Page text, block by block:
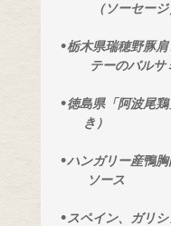
（ソーセー
•栃木県瑞穂野豚
テーのバル
•徳島県「阿波尾
き）　　　　
•ハンガリー産鴨
ソース　　　
•スペイン、ガリ